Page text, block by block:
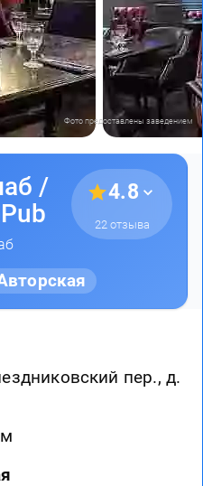
Фото предоставлены заведением
/
4.8
22 отзыва
пер., д.